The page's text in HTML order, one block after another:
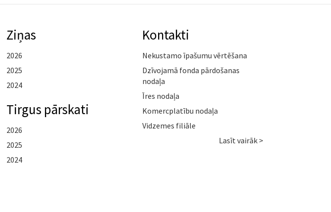
Ziņas
2026
2025
2024
Tirgus pārskati
2026
2025
2024
Kontakti
Nekustamo īpašumu vērtēšana
Dzīvojamā fonda pārdošanas
nodaļa
Īres nodaļa
Komercplatību nodaļa
Vidzemes filiāle
Lasīt vairāk >